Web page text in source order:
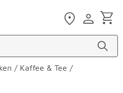
/ Kaffee & Tee /